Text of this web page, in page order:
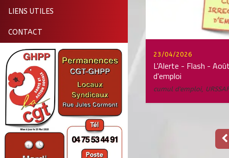
LIENS UTILES
CONTACT
23/04/2026
L'Alerte - Flash -
d'emploi
cumul d'emploi, URSSAF